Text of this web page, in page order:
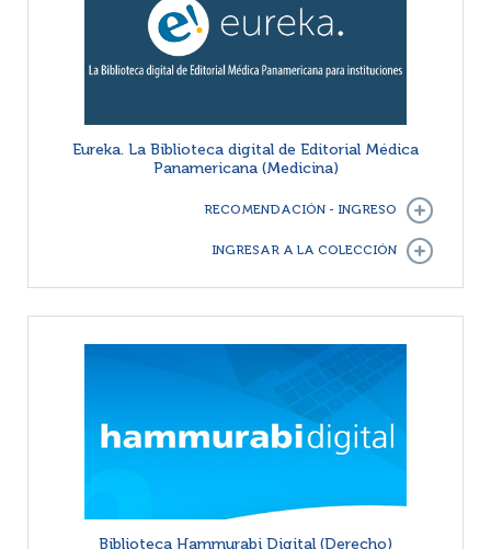
Eureka. La Biblioteca digital de Editorial Médica
Panamericana (Medicina)
RECOMENDACIÓN - INGRESO
INGRESAR A LA COLECCIÓN
Biblioteca Hammurabi Digital (Derecho)